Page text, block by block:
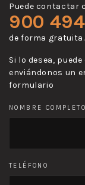
Puede contactar
900
de forma gratuita.
Si lo desea,
enviándonos un
formulario
NOMBRE COMPLETO
TELÉFONO